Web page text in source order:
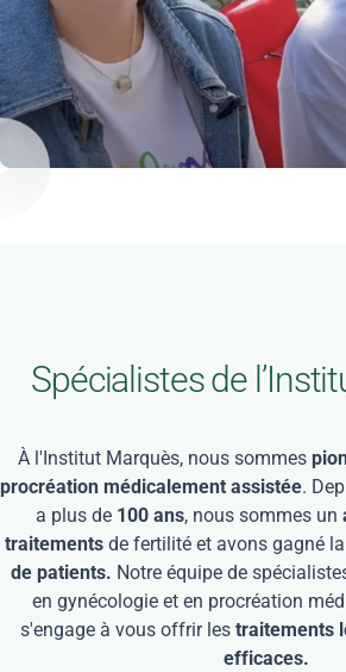
Spécialistes de
À l'Institut Marquès, nous sommes
procréation médicalement assistée.
a plus de 100 ans, nous sommes un
traitements de fertilité et avons gagné la
de patients. Notre équipe de
en gynécologie et en procréation
s'engage à vous offrir les traitements
efficaces.